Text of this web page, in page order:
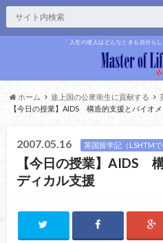
「人生の達人はどんなときも自分ら
ホーム 途上国の公衆衛生に貢献する
【今日の授業】AIDS 構造的支援とバイオ
2007.05.16 英国留学記（LSHTMで
【今日の授業】AIDS
ディカル支援